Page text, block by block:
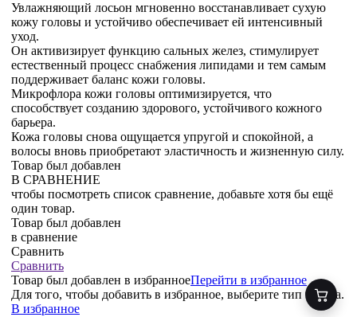
Увлажняющий лосьон мгновенно восстанавливает сухую
кожу головы и устойчиво обеспечивает ей интенсивный
уход.
Он активизирует функцию сальных желез, стимулирует
естественный процесс снабжения липидами и тем самым
поддерживает баланс кожи головы.
Микрофлора кожи головы оптимизируется, что
способствует созданию здорового, устойчивого кожного
барьера.
Кожа головы снова ощущается упругой и спокойной, а
волосы вновь приобретают эластичность и жизненную силу.
Товар был добавлен
В СРАВНЕНИЕ
чтобы посмотреть список сравнение, добавьте хотя бы ещё
один товар.
Товар был добавлен
в сравнение
Сравнить
Сравнить
Товар был добавлен в избранноеПерейти в избранное
Для того, чтобы добавить в избранное, выберите тип товара.
В избранное